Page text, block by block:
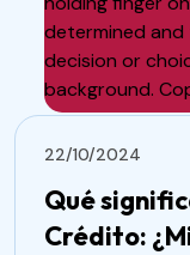
22/10/2024
Qué
Crédito: